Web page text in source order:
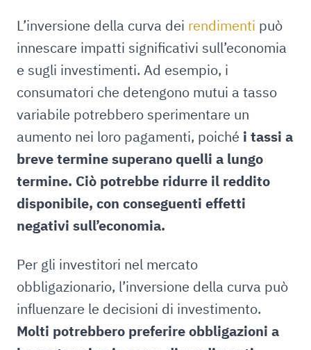
L’inversione della curva dei rendimenti può
innescare impatti significativi sull’economia
e sugli investimenti. Ad esempio, i
consumatori che detengono mutui a tasso
variabile potrebbero sperimentare un
aumento nei loro pagamenti, poiché i tassi a
breve termine superano quelli a lungo
termine. Ciò potrebbe ridurre il reddito
disponibile, con conseguenti effetti
negativi sull’economia.
Per gli investitori nel mercato
obbligazionario, l’inversione della curva può
influenzare le decisioni di investimento.
Molti potrebbero preferire obbligazioni a